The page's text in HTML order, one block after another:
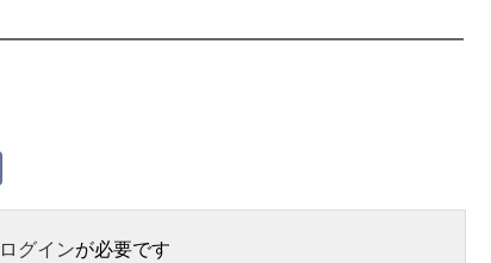
ログインが必要です